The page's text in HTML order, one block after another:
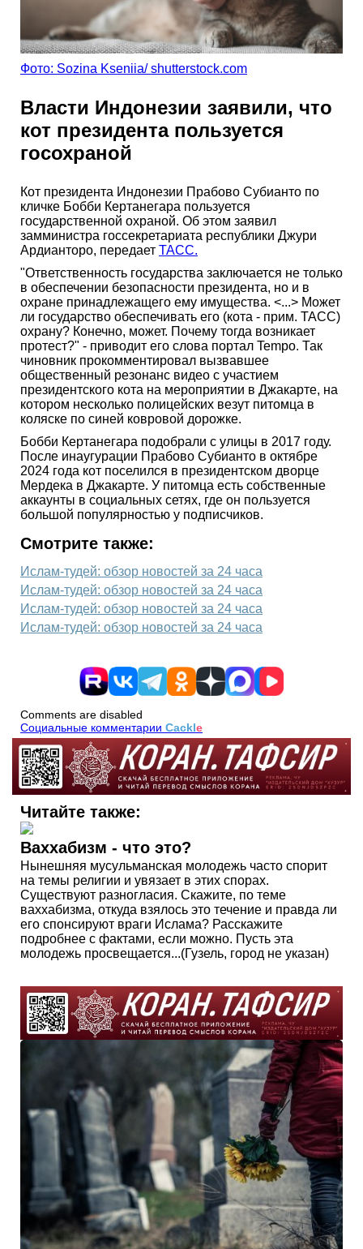
Фото: Sozina Kseniia/ shutterstock.com
Власти Индонезии заявили, что
кот президента пользуется
госохраной
Кот президента Индонезии Прабово Субианто по
кличке Бобби Кертанегара пользуется
государственной охраной. Об этом заявил
замминистра госсекретариата республики Джури
Ардианторо, передает ТАСС.
"Ответственность государства заключается не только
в обеспечении безопасности президента, но и в
охране принадлежащего ему имущества. <...> Может
ли государство обеспечивать его (кота - прим. ТАСС)
охрану? Конечно, может. Почему тогда возникает
протест?" - приводит его слова портал Tempo. Так
чиновник прокомментировал вызвавшее
общественный резонанс видео с участием
президентского кота на мероприятии в Джакарте, на
котором несколько полицейских везут питомца в
коляске по синей ковровой дорожке.
Бобби Кертанегара подобрали с улицы в 2017 году.
После инаугурации Прабово Субианто в октябре
2024 года кот поселился в президентском дворце
Мердека в Джакарте. У питомца есть собственные
аккаунты в социальных сетях, где он пользуется
большой популярностью у подписчиков.
Смотрите также:
Ислам-тудей: обзор новостей за 24 часа
Ислам-тудей: обзор новостей за 24 часа
Ислам-тудей: обзор новостей за 24 часа
Ислам-тудей: обзор новостей за 24 часа
Comments are disabled
Социальные комментарии Cackle
Читайте также:
Ваххабизм - что это?
Нынешняя мусульманская молодежь часто спорит
на темы религии и увязает в этих спорах.
Существуют разногласия. Скажите, по теме
ваххабизма, откуда взялось это течение и правда ли
его спонсируют враги Ислама? Расскажите
подробнее с фактами, если можно. Пусть эта
молодежь просвещается...(Гузель, город не указан)